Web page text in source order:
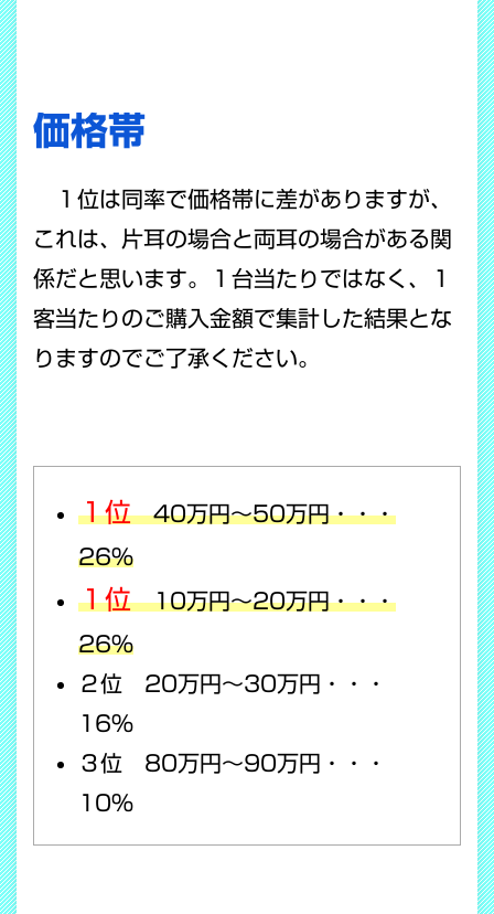
価格帯
１位は同率で価格帯に差がありますが、
これは、片耳の場合と両耳の場合がある関
係だと思います。
１台当たりではなく、１
客当たりのご購入金額で集計した結果とな
りますのでご了承ください。
１位40万円～50万円・・・
26％
１位10万円～20万円・・・
26％
２位 20万円～30万円・・・
16％
３位 80万円～90万円・・・
10％